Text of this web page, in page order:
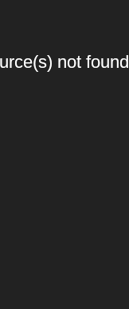
not found